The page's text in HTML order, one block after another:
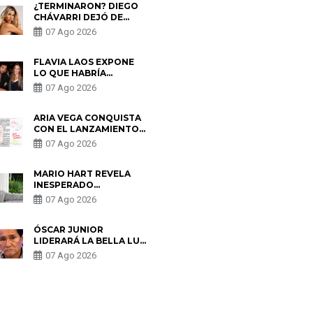
¿TERMINARON? DIEGO
CHÁVARRI DEJÓ DE
SEGUIR A GABRIELA
HERRERA Y ANUNCIA SU
07 Ago 2026
FLAVIA LAOS EXPONE
LO QUE HABRÍA
BUSCADO PABLO
HEREDIA CON ALE
PARTES QUERÍA EL
REMEMBER”
07 Ago 2026
ARIA VEGA CONQUISTA
CON EL LANZAMIENTO
DE “TOTOTO (+4)”
07 Ago 2026
MARIO HART REVELA
INESPERADO
PROBLEMA DE SALUD
ANTES DE SEPARARSE
ENCONTRARON UN
TUMOR”
07 Ago 2026
ÓSCAR JUNIOR
LIDERARÁ LA BELLA LUZ
TRAS SALIDA DE SU
PADRE POR POLÉMICA
07 Ago 2026